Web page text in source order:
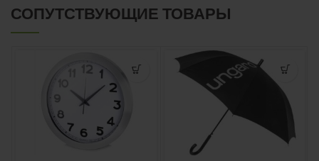
СОПУТСТВУЮЩИЕ ТОВАРЫ